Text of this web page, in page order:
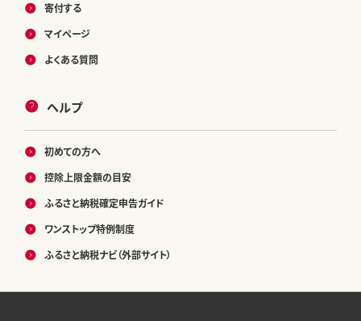
寄付する
マイページ
よくある質問
ヘルプ
初めての方へ
控除上限金額の目安
ふるさと納税確定申告ガイド
ワンストップ特例制度
ふるさと納税ナビ（外部サイト）